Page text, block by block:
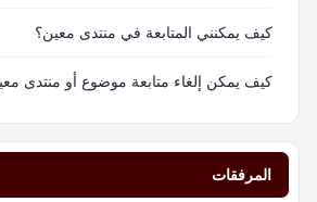
كيف يمكنني المتابعة في منتدى معين؟
كيف يمكن إلغاء متابعة موضوع أو منتدى
المرفقات